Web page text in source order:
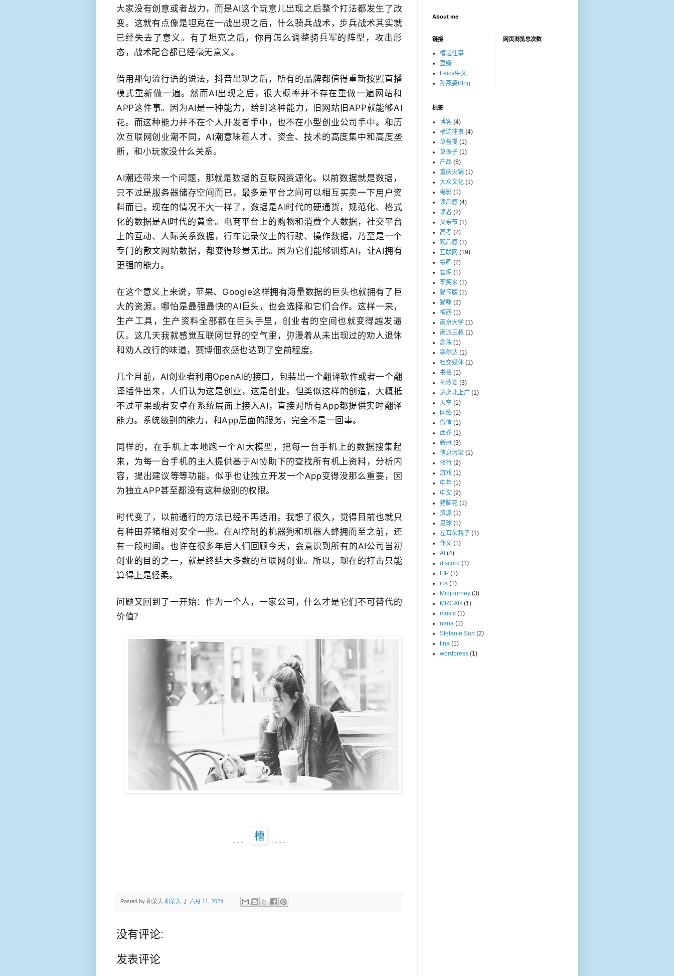
大家没有创意或者战力，而是​AI这个玩意儿出现之后整个打法都发生了改
变。这就有点像是坦克在一战出现之后，什么骑兵战术，步兵战术​其实就
已经失去了意义。有了坦克之后，你再怎么调整骑兵军的阵型​，攻击形
态，战术配合都已经毫无意义。
借用那句流行语的说法，抖音出现之后，所有的品牌都值得重新按照​直播
模式重新做一遍。然而AI出现之后，很大概率并不存在重做一遍网站和
APP​这件事。因为AI是一种能力，​给到这种能力，旧网站旧APP就能够AI
花。而这种能力并不在个人开发者手中，也不在​小型创业公司手中。和历
次互联网创业潮不同，AI潮意味着人才、资金、技术的高度集中和高度垄
断，和小玩家没什么​关系。
AI潮还带来一个问题，那就是​数据的互联网资源化。以前数据就是数据，​
只不过是服务器储存空间而已，最多是平台之间可以相互买卖一下用户资
料而已。现在的情况不大一样了，数据是AI时代的硬通货，规范化、格式
化的数据是AI时代的​黄金。电商平台上的购物和消费个人数据，社交平台
上的互动、人际关系数据，行车记录仪上的行驶、操作数据，乃至是一个
专门的散文网站数据，​都变得珍贵无比。因为它们能够训练AI，​让AI拥有
更强的能力。
在这个意义上来说，苹果、Google这样拥有海量数据的巨头也就拥有了巨
大的​资源。哪怕是​最强最快的AI巨头，也会选择和它们合作。这样一来，
生产工具，生产资料全部都在巨头手里，创业者的空间也就变得越发​逼
仄。这几天我就感觉互联网世界的空气里，弥漫着从未出现过的劝人退休
和劝人改行的​味道，赛博佃农感​也达到了空前程度。
几个月前，AI创业者利用OpenAI的接口，包装出一个翻译软件或者一个翻
译插件出来，​人们认为这是创业，这是创业。但类似这样的创造，大概抵
不过苹果或者安卓在系统层面上接入AI，直接对所有App都提供实时​翻译
能力。​系统级别的能力，和App层面的服务，完全不是一回事。
同样的，在手机上本地跑一个AI大模型，把每一台手机上的数据搜集起
来，为每一台手机的主人提供基于AI协助下的查找所有机上资料，分析内
容，提出建议​等等功能。似乎也让独立开发一个App变得没那么重要，因
为​独立APP甚至都没有这种级别的权限。
时代变了，以前通行的方法已经不再适用。我想了很久，​觉得目前也就只
有种田养猪相对安全一些。在AI控制的机器狗和机器人蜂拥而至之前，还
有一段时间。也许在很多年后人们回顾今天，会意识到所有的AI公司当初
创业的目的之一，就是终结​大多数的互联网创业。所以，现在的打击只能
算得上是​轻柔。
问题又回到了一开始：作为一个人，​一家公司，什么才是它们不可替代的
价值？
--- ---
Posted by 和菜头 和菜头 于 六月 11, 2024
没有评论:
发表评论
About me
链接
槽边往事
豆瓣
Leica中文
孙燕姿Blog
网页浏览总次数
标签
博客 (4)
槽边往事 (4)
草菩提 (1)
草珠子 (1)
产品 (8)
重庆火锅 (1)
大众文化 (1)
电影 (1)
读后感 (4)
读者 (2)
父亲节 (1)
高考 (2)
观后感 (1)
互联网 (19)
绘画 (2)
霍炬 (1)
李笑来 (1)
猫传腹 (1)
猫咪 (2)
梅西 (1)
南京大学 (1)
南派三叔 (1)
念珠 (1)
塞尔达 (1)
社交媒体 (1)
书格 (1)
孙燕姿 (3)
逃离北上广 (1)
天空 (1)
网络 (1)
微信 (1)
西乔 (1)
新冠 (3)
信息污染 (1)
修行 (2)
游戏 (1)
中年 (1)
中文 (2)
猪脑花 (1)
资源 (1)
足球 (1)
左耳朵耗子 (1)
作文 (1)
AI (4)
discord (1)
FIP (1)
ios (1)
Midjourney (3)
MRCAR (1)
music (1)
nana (1)
Stefanie Sun (2)
tina (1)
wordpress (1)